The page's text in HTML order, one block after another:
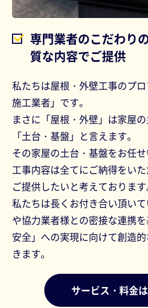
専門業者のこだわり
質な内容でご提供
私たちは屋根・外壁工事のプ
施工業者」です。
まさに「屋根・外壁」は家屋の
「土台・基盤」と言えます。
その家屋の土台・基盤をお任せ
工事内容は全てにご納得をい
ご提供したいと考えております
私たちは長くお付き合い頂い
や協力業者様との密接な連携
安全」への実現に向けて創造
きます。
サービス・料金